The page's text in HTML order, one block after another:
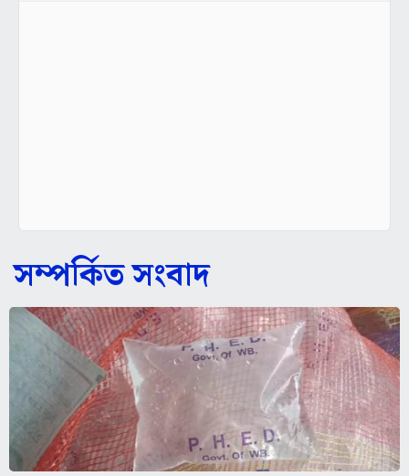
সম্পর্কিত সংবাদ